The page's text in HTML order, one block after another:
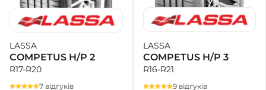
LASSA
COMPETUS H/P 2
R17-R20
7 відгуків
LASSA
COMPETUS H/P 3
R16-R21
9 відгуків